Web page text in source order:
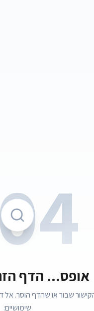
אופס... הדף
שבור או שהדף הוסר. אל
שימושיים: